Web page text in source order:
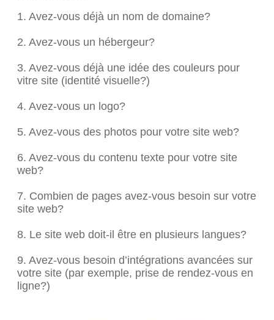
1. Avez-vous déjà un nom de domaine?
2. Avez-vous un hébergeur?
3. Avez-vous déjà une idée des couleurs pour
vitre site (identité visuelle?)
4. Avez-vous un logo?
5. Avez-vous des photos pour votre site web?
6. Avez-vous du contenu texte pour votre site
web?
7. Combien de pages avez-vous besoin sur votre
site web?
8. Le site web doit-il être en plusieurs langues?
9. Avez-vous besoin d’intégrations avancées sur
votre site (par exemple, prise de rendez-vous en
ligne?)